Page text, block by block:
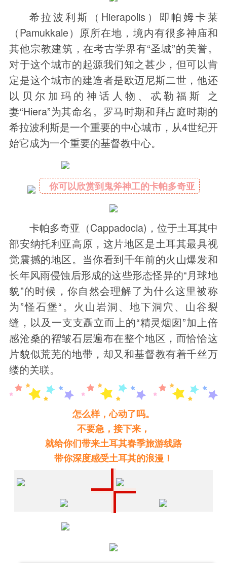
希拉波利斯（Hierapolis）即帕姆卡莱
（Pamukkale）原所在地，境内有很多神庙和
其他宗教建筑，在考古学界有“圣城”的美誉。
对于这个城市的起源我们知之甚少，但可以肯
定是这个城市的建造者是欧迈尼斯二世，他还
以贝尔加玛的神话人物、忒勒福斯 之
妻“Hiera”为其命名。罗马时期和拜占庭时期的
希拉波利斯是一个重要的中心城市，从4世纪开
始它成为一个重要的基督教中心。
你可以欣赏到鬼斧神工的卡帕多奇亚
卡帕多奇亚（Cappadocia)，位于土耳其中
部安纳托利亚高原，这片地区是土耳其最具视
觉震撼的地区。当你看到千年前的火山爆发和
长年风雨侵蚀后形成的这些形态怪异的“月球地
貌”的时候，你自然会理解了为什么这里被称
为”怪石堡“。火山岩洞、地下洞穴、山谷裂
缝，以及一支支矗立而上的“精灵烟囱”加上倍
感沧桑的褶皱石层遍布在整个地区，而恰恰这
片貌似荒芜的地带，却又和基督教有着千丝万
缕的关联。
怎么样，心动了吗。
不要急，接下来，
就给你们带来土耳其春季旅游线路
带你深度感受土耳其的浪漫！